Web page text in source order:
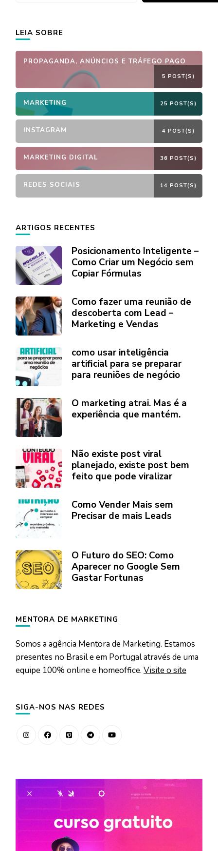
LEIA SOBRE
PROPAGANDA, ANÚNCIOS E TRÁFEGO PAGO
5 POST(S)
MARKETING 25 POST(S)
INSTAGRAM 4 POST(S)
MARKETING DIGITAL 36 POST(S)
REDES SOCIAIS 14 POST(S)
ARTIGOS RECENTES
Posicionamento Inteligente –
Como Criar um Negócio sem
Copiar Fórmulas
Como fazer uma reunião de
descoberta com Lead –
Marketing e Vendas
como usar inteligência
artificial para se preparar
para reuniões de negócio
O marketing atrai. Mas é a
experiência que mantém.
Não existe post viral
planejado, existe post bem
feito que pode viralizar
Como Vender Mais sem
Precisar de mais Leads
O Futuro do SEO: Como
Aparecer no Google Sem
Gastar Fortunas
MENTORA DE MARKETING
Somos a agência Mentora de Marketing. Estamos
presentes no Brasil e em Portugal através de uma
equipe 100% online e homeoffice. Visite o site
SIGA-NOS NAS REDES